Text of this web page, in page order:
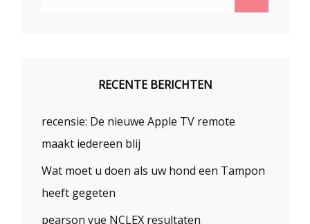
RECENTE BERICHTEN
recensie: De nieuwe Apple TV remote
maakt iedereen blij
Wat moet u doen als uw hond een Tampon
heeft gegeten
pearson vue NCLEX resultaten